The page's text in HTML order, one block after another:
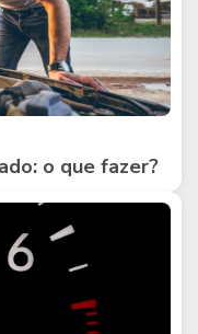
o que fazer?